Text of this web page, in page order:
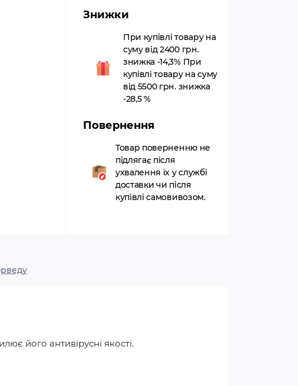
Знижки
При купівлі товару на
суму від 2400 грн.
знижка -14,3% При
купівлі товару на суму
від 5500 грн. знижка
-28,5 %
Повернення
Товар поверненню не
підлягає після
ухвалення їх у службі
доставки чи після
купівлі самовивозом.
його антивірусні якості.